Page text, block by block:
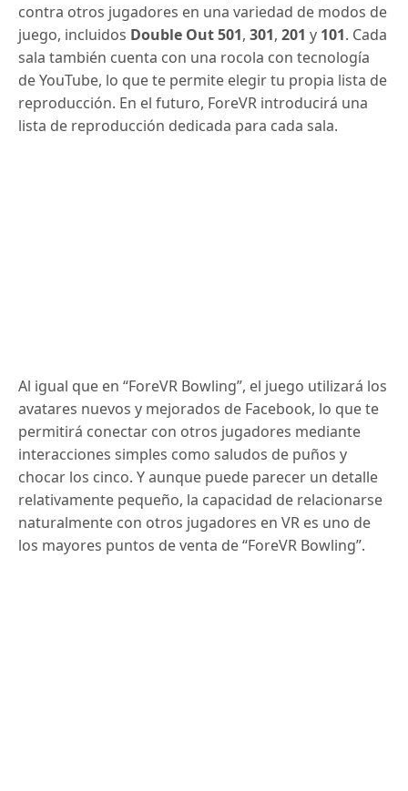
contra otros jugadores en una variedad de modos de
juego, incluidos Double Out 501,301, 201 y 101. Cada
sala también cuenta con una rocola con tecnología
de YouTube, lo que te permite elegir tu propia lista de
reproducción. En el futuro, ForeVR introducirá una
lista de reproducción dedicada para cada sala.
Al igual que en “ForeVR Bowling”, el juego utilizará los
avatares nuevos y mejorados de Facebook, lo que te
permitirá conectar con otros jugadores mediante
interacciones simples como saludos de puños y
chocar los cinco. Y aunque puede parecer un detalle
relativamente pequeño, la capacidad de relacionarse
naturalmente con otros jugadores en VR es uno de
los mayores puntos de venta de “ForeVR Bowling”.